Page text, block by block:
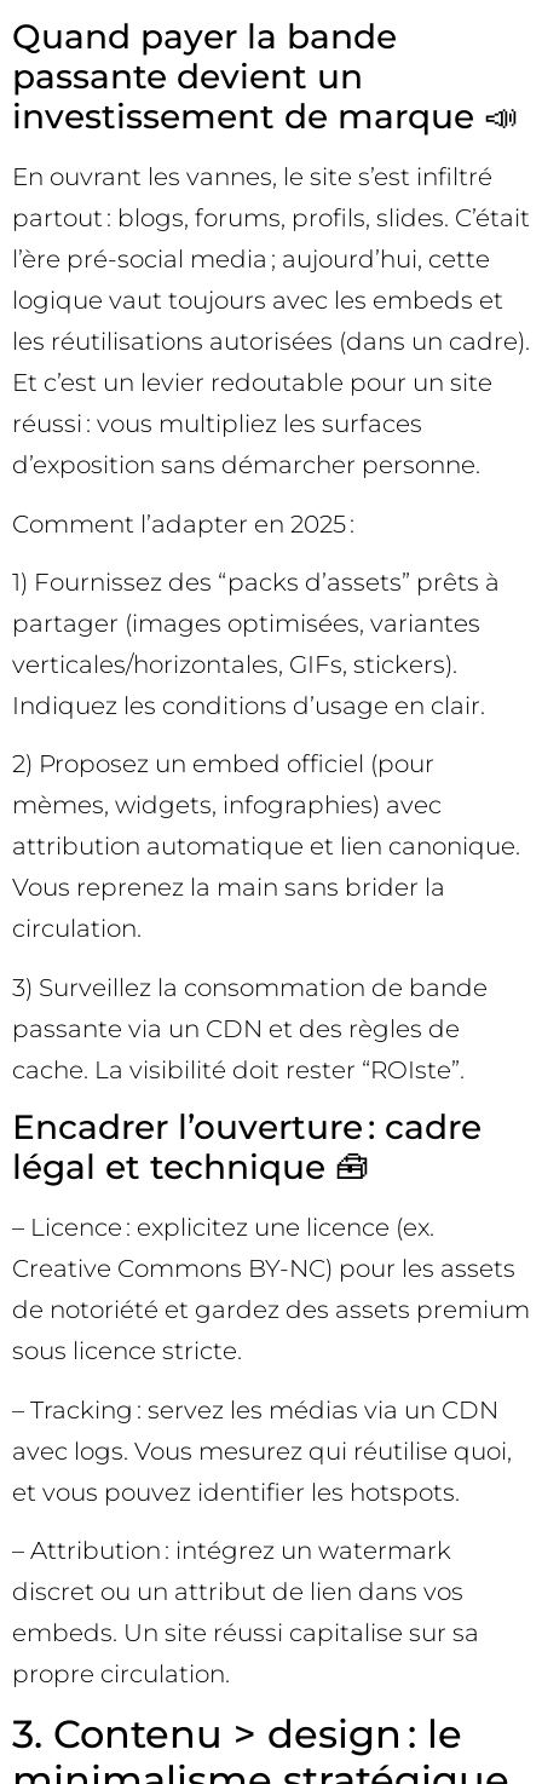
Quand payer la bande
passante devient un
investissement de marque 📣
En ouvrant les vannes, le site s’est infiltré
partout : blogs, forums, profils, slides. C’était
l’ère pré-social media ; aujourd’hui, cette
logique vaut toujours avec les embeds et
les réutilisations autorisées (dans un cadre).
Et c’est un levier redoutable pour un site
réussi : vous multipliez les surfaces
d’exposition sans démarcher personne.
Comment l’adapter en 2025 :
1) Fournissez des “packs d’assets” prêts à
partager (images optimisées, variantes
verticales/horizontales, GIFs, stickers).
Indiquez les conditions d’usage en clair.
2) Proposez un embed officiel (pour
mèmes, widgets, infographies) avec
attribution automatique et lien canonique.
Vous reprenez la main sans brider la
circulation.
3) Surveillez la consommation de bande
passante via un CDN et des règles de
cache. La visibilité doit rester “ROIste”.
Encadrer l’ouverture : cadre
légal et technique 🧰
– Licence : explicitez une licence (ex.
Creative Commons BY-NC) pour les assets
de notoriété et gardez des assets premium
sous licence stricte.
– Tracking : servez les médias via un CDN
avec logs. Vous mesurez qui réutilise quoi,
et vous pouvez identifier les hotspots.
– Attribution : intégrez un watermark
discret ou un attribut de lien dans vos
embeds. Un site réussi capitalise sur sa
propre circulation.
3. Contenu > design : le